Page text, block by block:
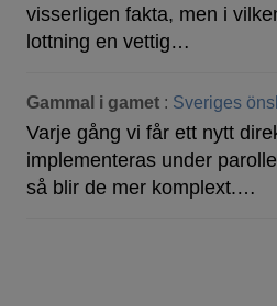
visserligen fakta, men i
lottning en vettig…
Gammal i gamet : Sveriges
Varje gång vi får ett nytt
implementeras under
så blir de mer komplext.…